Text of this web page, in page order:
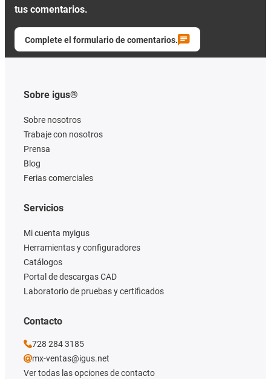
tus comentarios.
Complete el formulario de comentarios.
Sobre igus®
Sobre nosotros
Trabaje con nosotros
Prensa
Blog
Ferias comerciales
Servicios
Mi cuenta myigus
Herramientas y configuradores
Catálogos
Portal de descargas CAD
Laboratorio de pruebas y certificados
Contacto
728 284 3185
mx-ventas@igus.net
Ver todas las opciones de contacto